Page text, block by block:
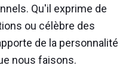
Qu'il exprime de
ou célèbre des
de la personnalité
nous faisons.